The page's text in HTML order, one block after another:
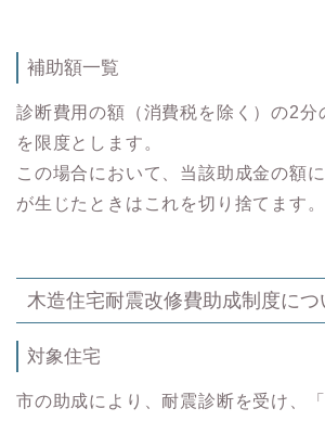
補助額一覧
診断費用の額（消費税を除く）の2分
を限度とします。
この場合において、当該助成金の額
が生じたときはこれを切り捨てます。
木造住宅耐震改修費助成制度につ
対象住宅
市の助成により、耐震診断を受け、